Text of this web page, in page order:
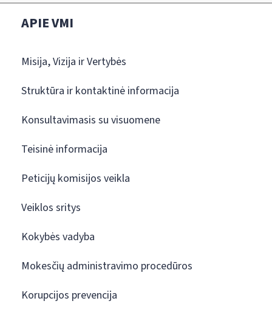
APIE VMI
Misija, Vizija ir Vertybės
Struktūra ir kontaktinė informacija
Konsultavimasis su visuomene
Teisinė informacija
Peticijų komisijos veikla
Veiklos sritys
Kokybės vadyba
Mokesčių administravimo procedūros
Korupcijos prevencija